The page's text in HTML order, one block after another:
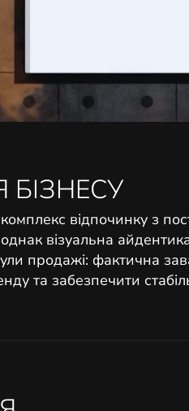
відпочинку з
візуальна айдентика
продажі: фактична
та забезпечити